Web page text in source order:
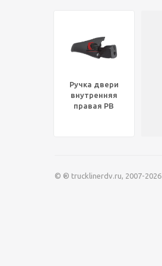
Ручка двери
внутренняя
правая PB
© ® trucklinerdv.ru, 2007-2026